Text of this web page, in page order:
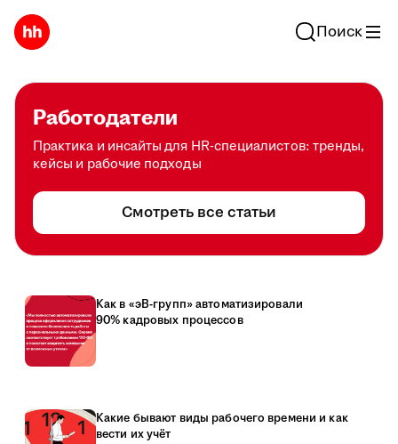
Поиск
Работодатели
Практика и инсайты для HR-специалистов: тренды,
кейсы и рабочие подходы
Смотреть все статьи
Как в «эВ-групп» автоматизировали
90% кадровых процессов
Какие бывают виды рабочего времени и как
вести их учёт